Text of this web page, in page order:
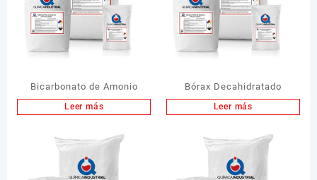
Bicarbonato de Amonio
Leer más
Bórax Decahidratado
Leer más